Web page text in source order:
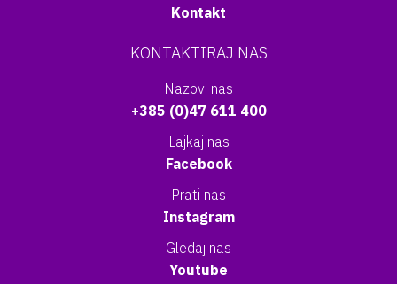
Kontakt
KONTAKTIRAJ NAS
Nazovi nas
+385 (0)47 611 400
Lajkaj nas
Facebook
Prati nas
Instagram
Gledaj nas
Youtube